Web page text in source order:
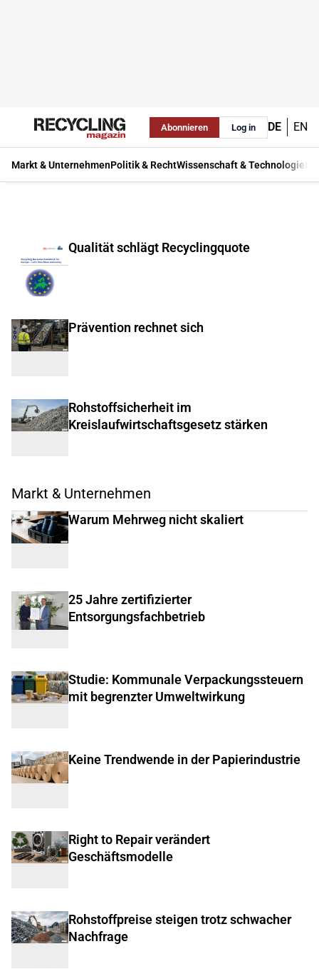
Abonnieren Log in DE EN
Markt & UnternehmenPolitik & RechtWissenschaft & Technologie
Qualität schlägt Recyclingquote
Prävention rechnet sich
Rohstoffsicherheit im
Kreislaufwirtschaftsgesetz stärken
Markt & Unternehmen
Warum Mehrweg nicht skaliert
25 Jahre zertifizierter
Entsorgungsfachbetrieb
Studie: Kommunale Verpackungssteuern
mit begrenzter Umweltwirkung
Keine Trendwende in der Papierindustrie
Right to Repair verändert
Geschäftsmodelle
Rohstoffpreise steigen trotz schwacher
Nachfrage